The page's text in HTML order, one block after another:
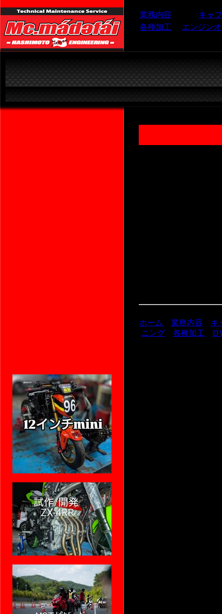
業務内容
キャ
各種加工
エンジン
ホーム 業務内容
キ
ニング
各種加工